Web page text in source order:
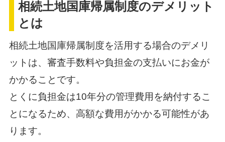
相続土地国庫帰属制度のデメリット
とは
相続土地国庫帰属制度を活用する場合のデメリ
ットは、審査手数料や負担金の支払いにお金が
かかることです。
とくに負担金は10年分の管理費用を納付するこ
とになるため、高額な費用がかかる可能性があ
ります。